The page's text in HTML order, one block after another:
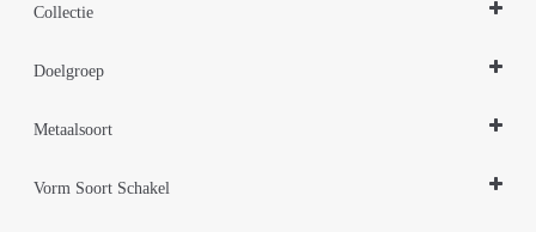
Collectie
Zilveren sieraden 925
Doelgroep
Metaalsoort
Vorm Soort Schakel